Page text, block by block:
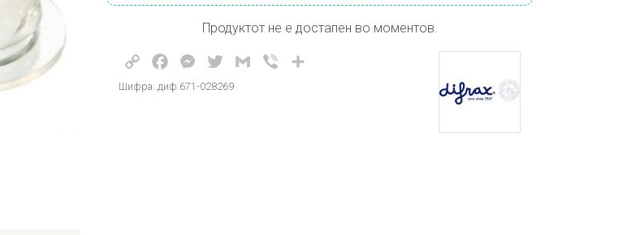
Продуктот не е достапен во моментов.
Copy
Link
FacebookMessenger
TwitterGmail Viber
Шифра: диф.671-028269